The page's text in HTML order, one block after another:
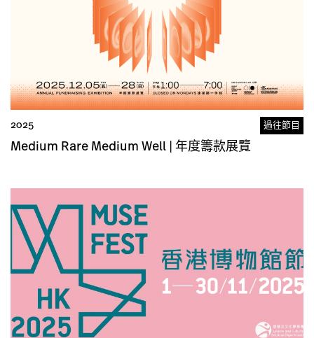
2025 過往節目
Medium Rare Medium Well | 年度籌款展覽